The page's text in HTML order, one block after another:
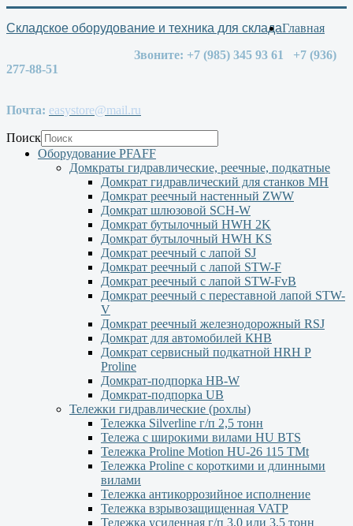
Складское оборудование и техника для склада
Звоните: +7 (985) 345 93 61 +7 (936)
277-88-51
Почта: easystore@mail.ru
Поиск
Главная
Оборудование PFAFF
Домкраты гидравлические, реечные, подкатные
Домкрат гидравлический для станков МН
Домкрат реечный настенный ZWW
Домкрат шлюзовой SCH-W
Домкрат бутылочный HWH 2K
Домкрат бутылочный HWH KS
Домкрат реечный с лапой SJ
Домкрат реечный с лапой STW-F
Домкрат реечный с лапой STW-FvB
Домкрат реечный с переставной лапой STW-
V
Домкрат реечный железнодорожный RSJ
Домкрат для автомобилей КНВ
Домкрат сервисный подкатной НRH P
Proline
Домкрат-подпорка HB-W
Домкрат-подпорка UB
Тележки гидравлические (рохлы)
Тележка Silverline г/п 2,5 тонн
Тележа с широкими вилами HU BTS
Тележка Proline Motion HU-26 115 TMt
Тележка Proline с короткими и длинными
вилами
Тележка антикоррозийное исполнение
Тележка взрывозащищенная VATP
Тележка усиленная г/п 3,0 или 3,5 тонн